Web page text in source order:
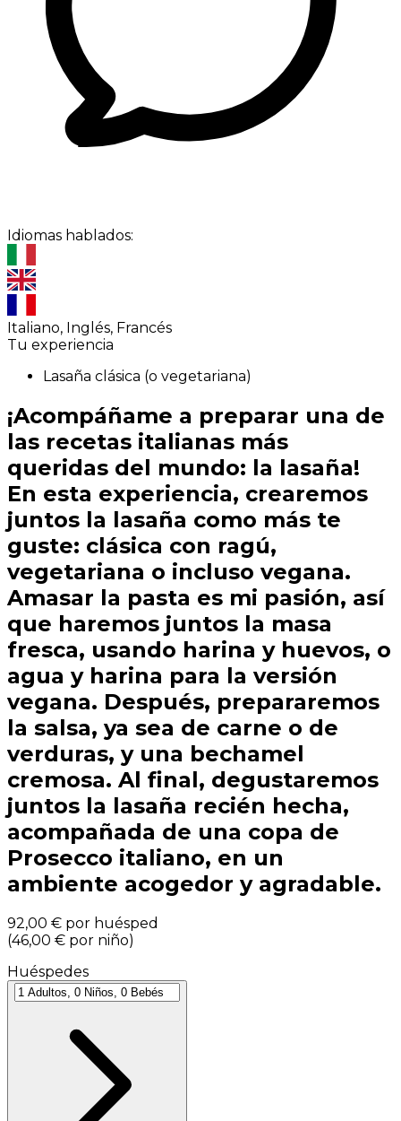
Idiomas hablados:
Italiano, Inglés, Francés
Tu experiencia
Lasaña clásica (o vegetariana)
¡Acompáñame a preparar una de
las recetas italianas más
queridas del mundo: la lasaña!
En esta experiencia, crearemos
juntos la lasaña como más te
guste: clásica con ragú,
vegetariana o incluso vegana.
Amasar la pasta es mi pasión, así
que haremos juntos la masa
fresca, usando harina y huevos, o
agua y harina para la versión
vegana. Después, prepararemos
la salsa, ya sea de carne o de
verduras, y una bechamel
cremosa. Al final, degustaremos
juntos la lasaña recién hecha,
acompañada de una copa de
Prosecco italiano, en un
ambiente acogedor y agradable.
92,00 € por huésped
(46,00 € por niño)
Huéspedes